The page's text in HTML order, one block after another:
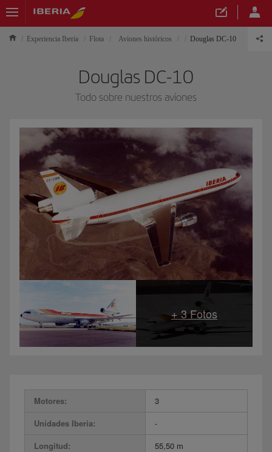
Experiencia Iberia Flota Aviones históricos Douglas DC-10
Douglas DC-10
Todo sobre nuestros aviones
Motores:
3
Unidades Iberia:
-
Longitud:
55,50 m